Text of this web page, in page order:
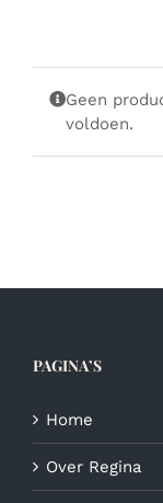
Geen
voldoen.
PAGINA’S
Home
Over Regina